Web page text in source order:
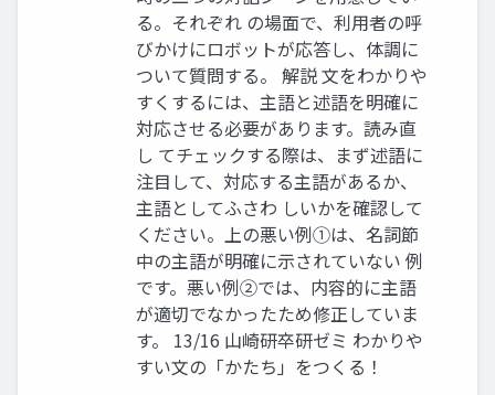
る。それぞれ の場面で、利用者の呼
びかけにロボットが応答し、体調に
ついて質問する。 解説 文をわかりや
すくするには、主語と述語を明確に
対応させる必要があります。読み直
し てチェックする際は、まず述語に
注目して、対応する主語があるか、
主語としてふさわ しいかを確認して
ください。上の悪い例①は、名詞節
中の主語が明確に示されていない 例
です。悪い例②では、内容的に主語
が適切でなかったため修正していま
す。 13/16 山崎研卒研ゼミ わかりや
すい文の「かたち」をつくる！